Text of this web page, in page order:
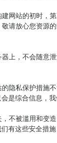
网站的初时，
请放心您资源
上，不会随意
隐私保护措施
是综合信息，
不被滥用和变
有这些安全措